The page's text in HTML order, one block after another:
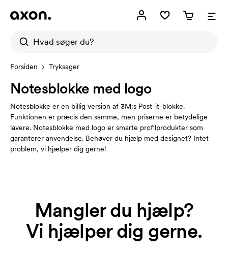
Forsiden Tryksager
Notesblokke med logo
Notesblokke er en billig version af 3M:s Post-it-blokke.
Funktionen er præcis den samme, men priserne er betydelige
lavere. Notesblokke med logo er smarte profilprodukter som
garanterer anvendelse. Behøver du hjælp med designet? Intet
problem, vi hjælper dig gerne!
Mangler du hjælp?
Vi hjælper dig gerne.